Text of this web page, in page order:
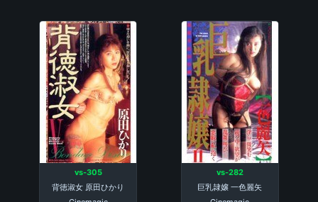
vs-305
背徳淑女 原田ひかり
vs-282
巨乳隷嬢 一色麗矢